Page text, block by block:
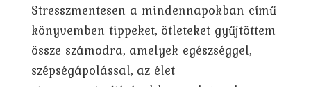
Stresszmentesen a mindennapokban című
könyvemben tippeket, ötleteket gyűjtöttem
össze számodra, amelyek egészséggel,
szépségápolással, az élet